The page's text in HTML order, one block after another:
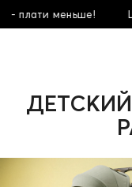
Школьная